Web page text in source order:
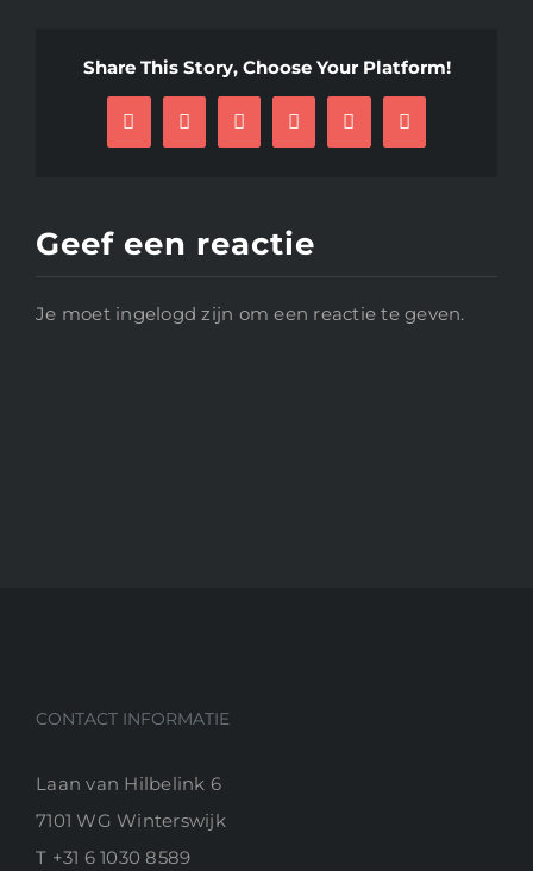
Share This Story, Choose Your Platform!
FacebookTwitterRedditLinkedInPinterest
E-
mail
Geef een reactie
Je moet ingelogd zijn om een reactie te geven.
CONTACT INFORMATIE
Laan van Hilbelink 6
7101 WG Winterswijk
T +31 6 1030 8589